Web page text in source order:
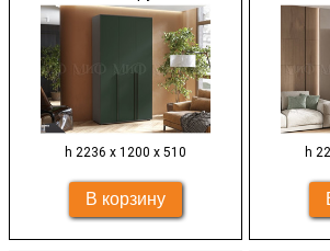
h 2236 х 1200 х 510 h